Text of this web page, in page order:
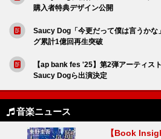
購入者特典デザイン公開
Saucy Dog「今更だって僕は言うかな
グ累計1億回再生突破
【ap bank fes '25】第2弾アーティス
Saucy Dogら出演決定
音楽ニュース
【Book